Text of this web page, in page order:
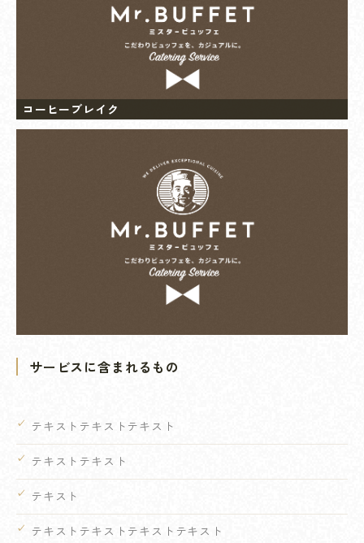
コーヒーブレイク
サービスに含まれるもの
テキストテキストテキスト
テキストテキスト
テキスト
テキストテキストテキストテキスト